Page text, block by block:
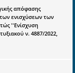
απόφασης
ενισχύσεων των
''Ενίσχυση
ν. 4887/2022,